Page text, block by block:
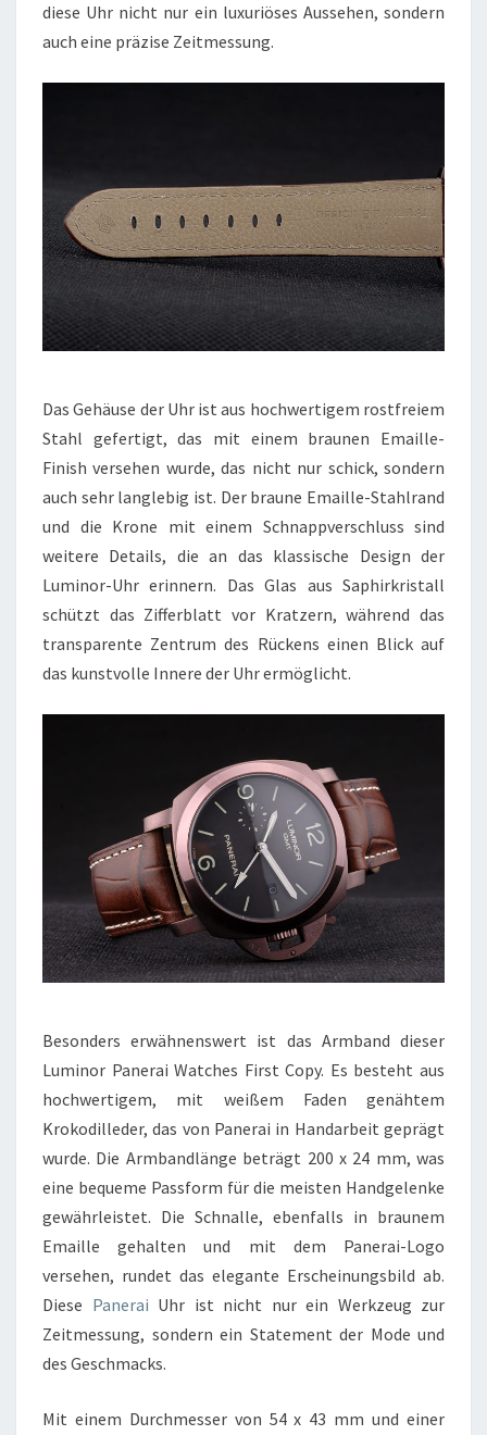
diese Uhr nicht nur ein luxuriöses Aussehen, sondern
auch eine präzise Zeitmessung.
Das Gehäuse der Uhr ist aus hochwertigem rostfreiem
Stahl gefertigt, das mit einem braunen Emaille-
Finish versehen wurde, das nicht nur schick, sondern
auch sehr langlebig ist. Der braune Emaille-Stahlrand
und die Krone mit einem Schnappverschluss sind
weitere Details, die an das klassische Design der
Luminor-Uhr erinnern. Das Glas aus Saphirkristall
schützt das Zifferblatt vor Kratzern, während das
transparente Zentrum des Rückens einen Blick auf
das kunstvolle Innere der Uhr ermöglicht.
Besonders erwähnenswert ist das Armband dieser
Luminor Panerai Watches First Copy. Es besteht aus
hochwertigem, mit weißem Faden genähtem
Krokodilleder, das von Panerai in Handarbeit geprägt
wurde. Die Armbandlänge beträgt 200 x 24 mm, was
eine bequeme Passform für die meisten Handgelenke
gewährleistet. Die Schnalle, ebenfalls in braunem
Emaille gehalten und mit dem Panerai-Logo
versehen, rundet das elegante Erscheinungsbild ab.
Diese Panerai Uhr ist nicht nur ein Werkzeug zur
Zeitmessung, sondern ein Statement der Mode und
des Geschmacks.
Mit einem Durchmesser von 54 x 43 mm und einer